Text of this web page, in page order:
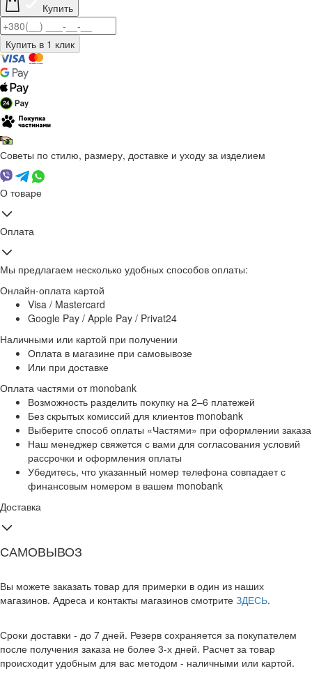
Купить
Советы по стилю, размеру, доставке и уходу за изделием
О товаре
Оплата
Мы предлагаем несколько удобных способов оплаты:
Онлайн-оплата картой
Visa / Mastercard
Google Pay / Apple Pay / Privat24
Наличными или картой при получении
Оплата в магазине при самовывозе
Или при доставке
Оплата частями от monobank
Возможность разделить покупку на 2–6 платежей
Без скрытых комиссий для клиентов monobank
Выберите способ оплаты «Частями» при оформлении заказа
Наш менеджер свяжется с вами для согласования условий
рассрочки и оформления оплаты
Убедитесь, что указанный номер телефона совпадает с
финансовым номером в вашем monobank
Доставка
САМОВЫВОЗ
Вы можете заказать товар для примерки в один из наших
магазинов. Адреса и контакты магазинов смотрите ЗДЕСЬ.
Сроки доставки - до 7 дней. Резерв сохраняется за покупателем
после получения заказа не более 3-х дней. Расчет за товар
происходит удобным для вас методом - наличными или картой.